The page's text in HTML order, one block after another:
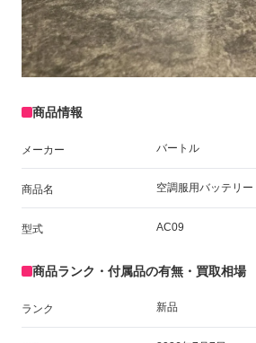
商品情報
メーカー バートル
商品名 空調服用バッテリー
型式 AC09
商品ランク・付属品の有無・買取相場
ランク 新品